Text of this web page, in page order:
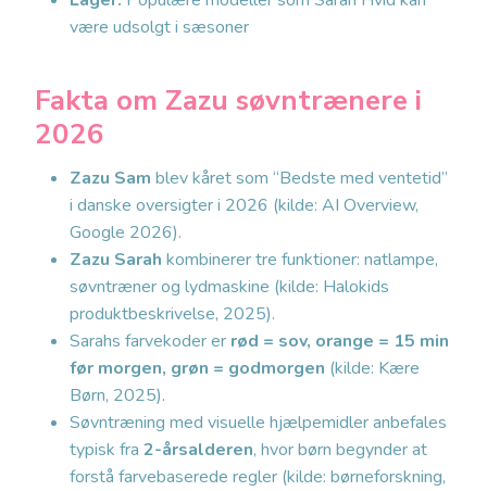
være udsolgt i sæsoner
Fakta om Zazu søvntrænere i
2026
Zazu Sam blev kåret som “Bedste med ventetid”
i danske oversigter i 2026 (kilde: AI Overview,
Google 2026).
Zazu Sarah kombinerer tre funktioner: natlampe,
søvntræner og lydmaskine (kilde: Halokids
produktbeskrivelse, 2025).
Sarahs farvekoder er rød = sov, orange = 15 min
før morgen, grøn = godmorgen (kilde: Kære
Børn, 2025).
Søvntræning med visuelle hjælpemidler anbefales
typisk fra 2-årsalderen, hvor børn begynder at
forstå farvebaserede regler (kilde: børneforskning,